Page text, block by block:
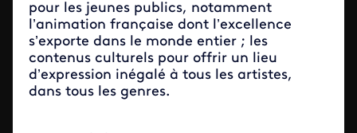
pour les jeunes publics, notamment
l’animation française dont l’excellence
s’exporte dans le monde entier ; les
contenus culturels pour offrir un lieu
d’expression inégalé à tous les artistes,
dans tous les genres.